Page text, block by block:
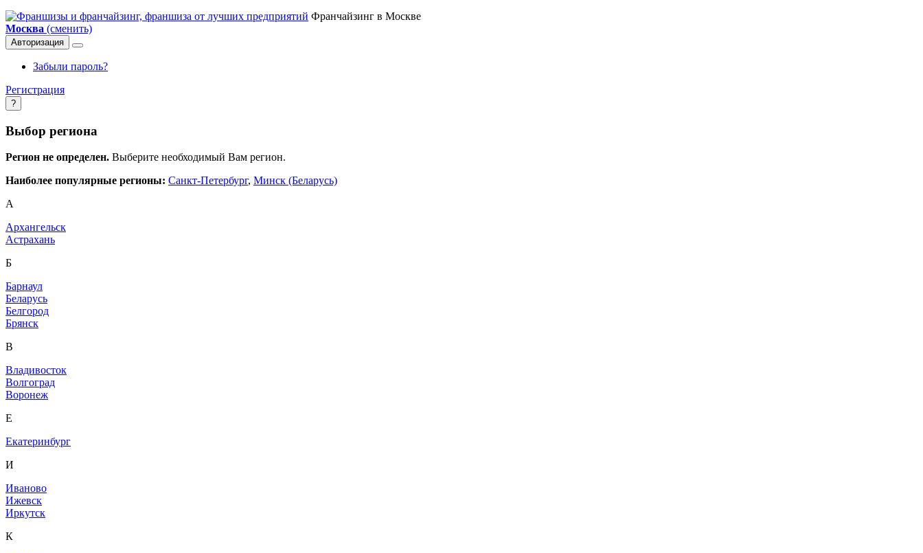
Франчайзинг в Москве
Москва (сменить)
Авторизация
Забыли пароль?
Регистрация
?
Выбор региона
Регион не определен. Выберите необходимый Вам регион.
Наиболее популярные регионы: Санкт-Петербург, Минск (Беларусь)
А
Архангельск
Астрахань
Б
Барнаул
Беларусь
Белгород
Брянск
В
Владивосток
Волгоград
Воронеж
Е
Екатеринбург
И
Иваново
Ижевск
Иркутск
К